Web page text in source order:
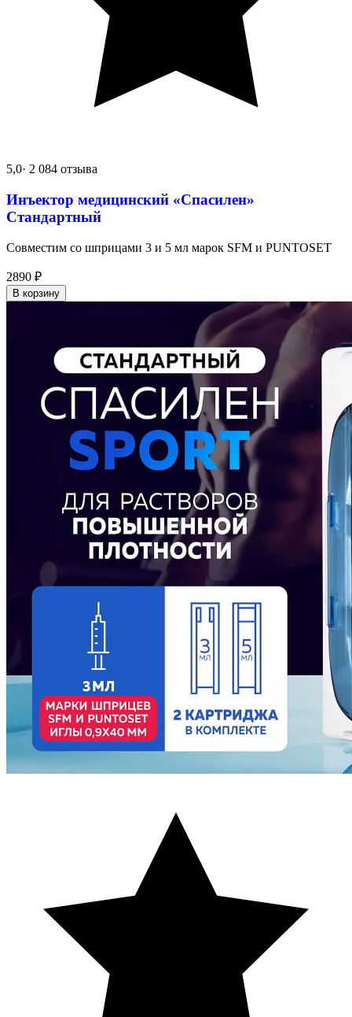
5,0· 2 084 отзыва
Инъектор медицинский «Спасилен»
Стандартный
Совместим со шприцами 3 и 5 мл марок SFM и PUNTOSET
2890 ₽
В корзину